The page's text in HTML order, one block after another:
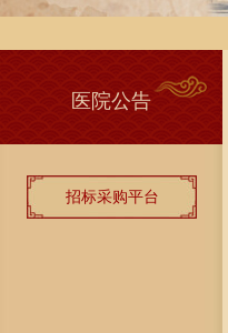
医院公告
招标采购平台